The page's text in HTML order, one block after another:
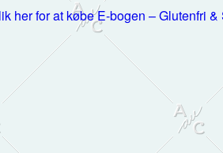
her for at købe E-bogen – Glutenfri &